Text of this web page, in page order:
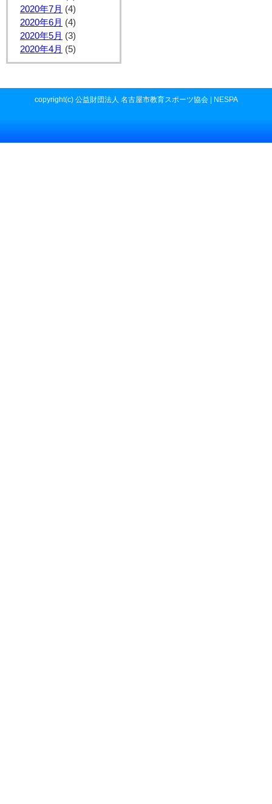
2020年7月 (4)
2020年6月 (4)
2020年5月 (3)
2020年4月 (5)
copyright(c) 公益財団法人 名古屋市教育スポーツ協会 | NESPA